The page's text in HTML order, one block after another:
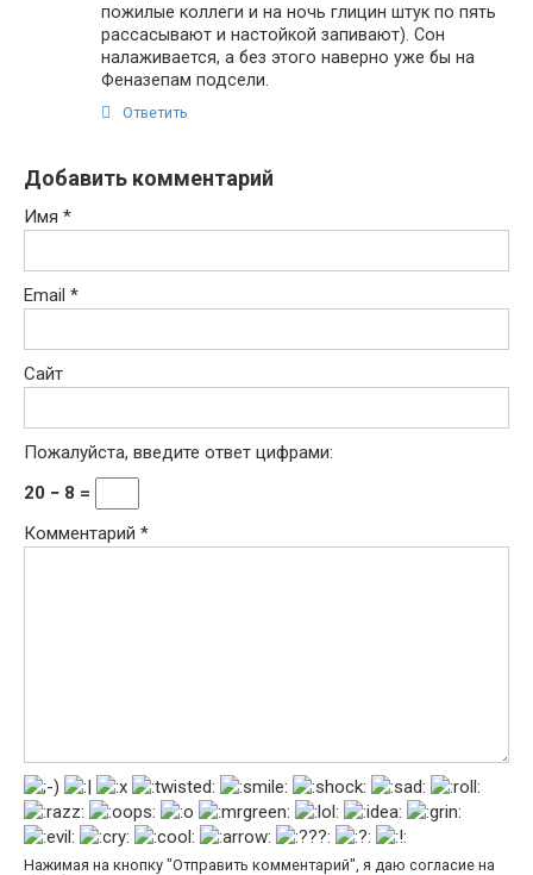
пожилые коллеги и на ночь глицин штук по пять
рассасывают и настойкой запивают). Сон
налаживается, а без этого наверно уже бы на
Феназепам подсели.
Ответить
Добавить комментарий
Имя *
Email *
Сайт
Пожалуйста, введите ответ цифрами:
20 − 8 =
Комментарий *
Нажимая на кнопку "Отправить комментарий", я даю согласие на